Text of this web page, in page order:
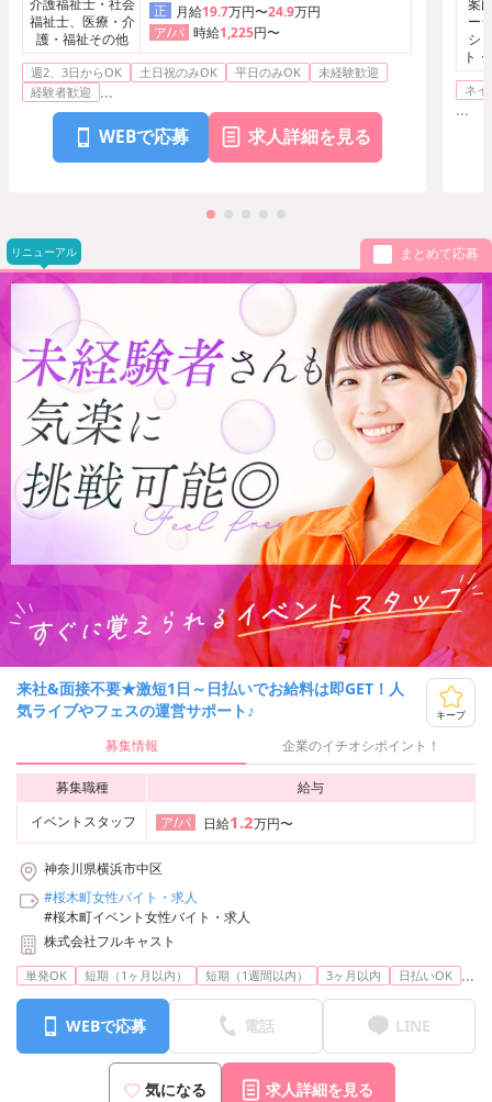
福祉士、医療・介
護・福祉その他
正 月給19.7万円〜24.9万円
ア/パ 時給1,225円〜
週2、3日からOK 土日祝のみOK 平日のみOK
未経験歓迎
経験者歓迎
...
WEBで応募 求人詳細を見る
ー
シ
ト
務
ネ
...
リニューアル まとめて応募
来社&面接不要★激短1日～日払いでお給料は即GET！人
気ライブやフェスの運営サポート♪
キープ
募集情報 企業のイチオシポイント！
募集職種
給与
イベントスタッフ
ア/パ 日給1.2万円〜
神奈川県横浜市中区
#桜木町女性バイト・求人
#桜木町イベント女性バイト・求人
株式会社フルキャスト
単発OK 短期（1ヶ月以内） 短期（1週間以内） 3ヶ月以内 日払いOK ...
WEBで応募 電話 LINE
気になる 求人詳細を見る